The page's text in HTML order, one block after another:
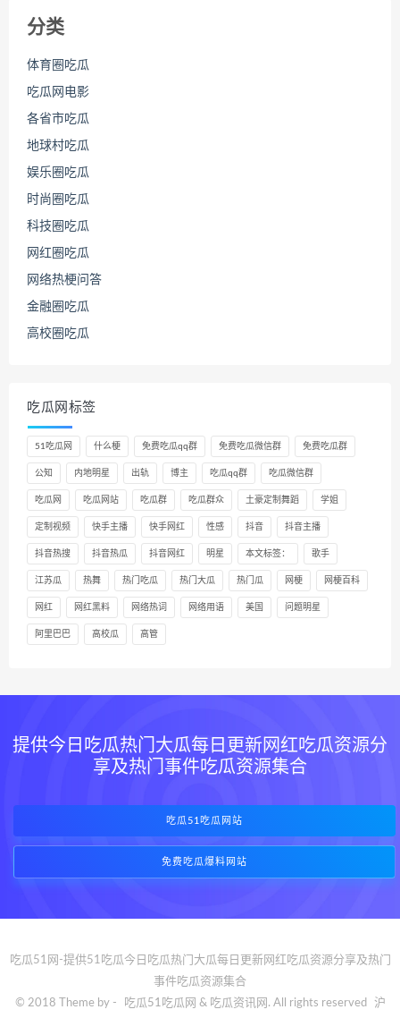
分类
体育圈吃瓜
吃瓜网电影
各省市吃瓜
地球村吃瓜
娱乐圈吃瓜
时尚圈吃瓜
科技圈吃瓜
网红圈吃瓜
网络热梗问答
金融圈吃瓜
高校圈吃瓜
吃瓜网标签
51吃瓜网 什么梗 免费吃瓜qq群 免费吃瓜微信群 免费吃瓜群
公知 内地明星 出轨 博主 吃瓜qq群 吃瓜微信群
吃瓜网 吃瓜网站 吃瓜群 吃瓜群众 土豪定制舞蹈 学姐
定制视频 快手主播 快手网红 性感 抖音 抖音主播
抖音热搜 抖音热瓜 抖音网红 明星 本文标签： 歌手
江苏瓜 热舞 热门吃瓜 热门大瓜 热门瓜 网梗 网梗百科
网红 网红黑料 网络热词 网络用语 美国 问题明星
阿里巴巴 高校瓜 高管
提供今日吃瓜热门大瓜每日更新网红吃瓜资源分
享及热门事件吃瓜资源集合
吃瓜51吃瓜网站
免费吃瓜爆料网站
吃瓜51网-提供51吃瓜今日吃瓜热门大瓜每日更新网红吃瓜资源分享及热门
事件吃瓜资源集合
© 2018 Theme by -
吃瓜51吃瓜网 & 吃瓜资讯网. All rights reserved 沪